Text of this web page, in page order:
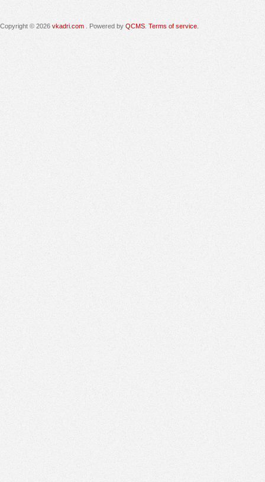
Copyright © 2026 vkadri.com . Powered by QCMS Terms of service.